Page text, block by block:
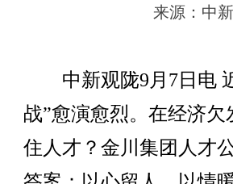
来源： 中
中新观陇9月7日电
战”愈演愈烈。在经济
住人才？金川集团人才